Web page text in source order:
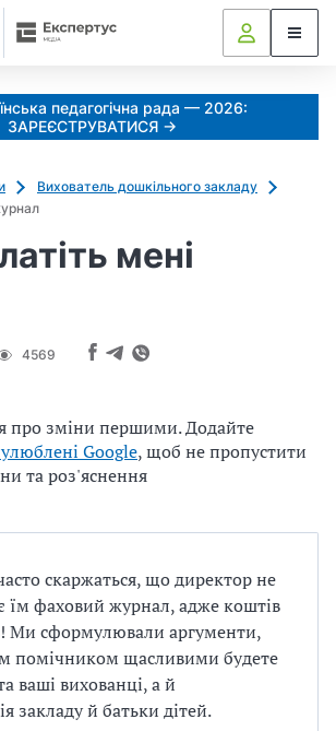
педагогічна рада — 2026:
ЗАРЕЄСТРУВАТИСЯ →
Вихователь дошкільного закладу
мені
4569
про зміни першими. Додайте
Google, щоб не пропустити
та роз'яснення
скаржаться, що директор не
їм фаховий журнал, адже коштів
Ми сформулювали аргументи,
помічником щасливими будете
ваші вихованці, а й
закладу й батьки дітей.